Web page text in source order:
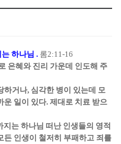
하나님 .롬2:11-16
은혜와 진리 가운데 인도해 주
하거나, 심각한 병이 있는데 모
운 일이 있다. 제대로 치료 받으
는 하나님 떠난 인생들의 영적
든 인생이 철저히 부패하고 죄를